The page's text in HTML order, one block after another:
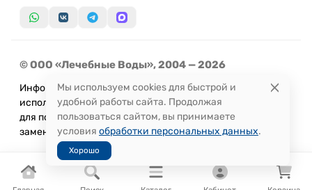
© ООО «Лечебные Воды», 2004 — 2026
Информация, представленная на сайте, не может быть
использована
для постановки диагноза или назначения лечения и не
заменяет прием врача.
Мы используем cookies для быстрой и
удобной работы сайта. Продолжая
пользоваться сайтом, вы принимаете
условия обработки персональных данных.
Хорошо